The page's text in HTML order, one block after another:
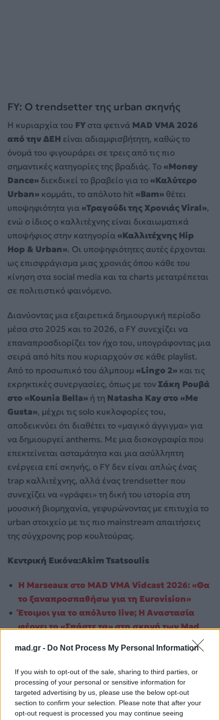
mad.gr - Do Not Process My Personal Information
If you wish to opt-out of the sale, sharing to third parties, or
processing of your personal or sensitive information for
targeted advertising by us, please use the below opt-out
section to confirm your selection. Please note that after your
opt-out request is processed you may continue seeing
FY: Ο trendsetter της urban σκηνής
Η κυριαρχία του FY στα φετινά MAD VMA 2026
από την ΔΕΗ είναι αδιαμφισβήτητη, καθώς το
όνομά του φιγουράρει σε τρεις από τις πιο
σημαντικές κατηγορίες της βραδιάς. Το«Money
Dance» διεκδικεί το βραβείο για το«Καλύτερο
Urban» κομμάτι, το απόλυτο hit«Bam» θέτει
υποψηφιότητα για«Τραγούδι της Χρονιάς Viral»,
ενώ ο ίδιος ο καλλιτέχνης είναι δικαιωματικά
υποψήφιος στην κατηγορία«Καλλιτέχνης Hip
Hop & Urban». Οι υποψηφιότητες αυτές έρχονται
ως επισφράγισμα μιας χρονιάς όπου κάθε του
κίνηση στα social media και τα charts μετατρέπεται
σε πολιτιστικό φαινόμενο.
Διανύοντας μια εξαιρετικά δημιουργική περίοδο
μέσα στο 2025 και το 2026, ο FY συνεχίζει να
επαναπροσδιορίζει τον ήχο του, υπογράφοντας μια
σειρά από hits που κυριαρχούν σε κάθε playlist.
Από το προσωπικό του άλμπουμ «Lingo 2» και τις
εκρηκτικές συνεργασίες, όπως με τον Σάκη Ρουβά
στο «Kounia Bella» ή τη Natasha Kay στο «Me
Gusta», μέχρι τις solo κυκλοφορίες του,
αποδεικνύει ότι διαθέτει το «μαγικό άγγιγμα» για
να δημιουργεί anthems. Με μια δισκογραφία που
επεκτείνεται ασταμάτητα και μια ασύλληπτη
ενέργεια επί σκηνής, ο FY δεν είναι απλώς ένας
trap καλλιτέχνης, αλλά ένας trendsetter που
συνεχίζει να «γράφει» τη δική του ιστορία στη
μουσική βιομηχανία, γεφυρώνοντας με επιτυχία το
urban στοιχείο με τις πιο mainstream απαιτήσεις
της σύγχρονης pop κουλτούρας.
Κεντρική Εικόνα:Akim Tsatsoulis
Η Marseaux στο MAD VMA Vidcast 2026: «Θα
το ξαναπροσπαθήσω για τη Eurovision»
Έτοιμοι για το απόλυτο live; Η Αναστασία
φέρνει το «Σπάστε τα» στη σκηνή των Mad